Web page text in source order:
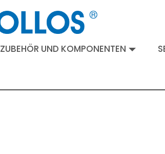
ZUBEHÖR UND KOMPONENTEN